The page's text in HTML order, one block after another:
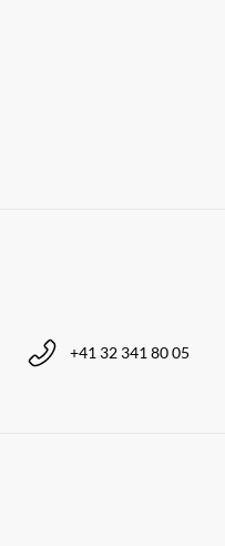
+41 32 341 80 05